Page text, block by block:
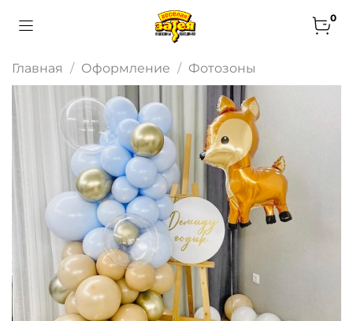
0
Главная Оформление Фотозоны